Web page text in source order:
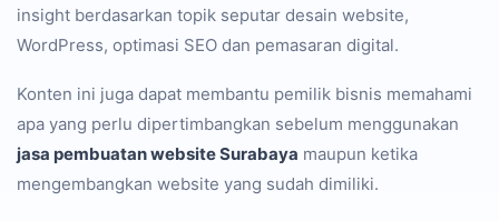
insight berdasarkan topik seputar desain website,
WordPress, optimasi SEO dan pemasaran digital.
Konten ini juga dapat membantu pemilik bisnis memahami
apa yang perlu dipertimbangkan sebelum menggunakan
jasa pembuatan website Surabaya maupun ketika
mengembangkan website yang sudah dimiliki.